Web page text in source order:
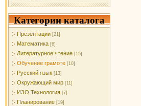
Категории каталога
Презентации [21]
Математика [6]
Литературное чтение [15]
Обучение грамоте [10]
Русский язык [13]
Окружающий мир [11]
ИЗО Технология [7]
Планирование [19]